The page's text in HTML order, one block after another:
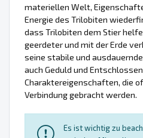
materiellen Welt,
Energie des Trilobiten
dass Trilobiten dem Stier
geerdeter und mit der Erde
seine stabile und
auch Geduld und
Charaktereigenschaften, die
Verbindung gebracht werden.
Es ist wichtig zu